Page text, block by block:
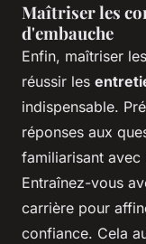
Maîtriser les
d'embauche
Enfin, maîtriser
réussir les
indispensable.
réponses aux
familiarisant avec
Entraînez-vous
carrière pour
confiance. Cela